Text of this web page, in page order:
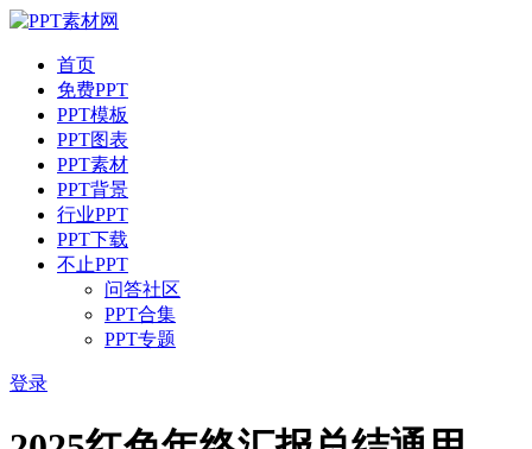
首页
免费PPT
PPT模板
PPT图表
PPT素材
PPT背景
行业PPT
PPT下载
不止PPT
问答社区
PPT合集
PPT专题
登录